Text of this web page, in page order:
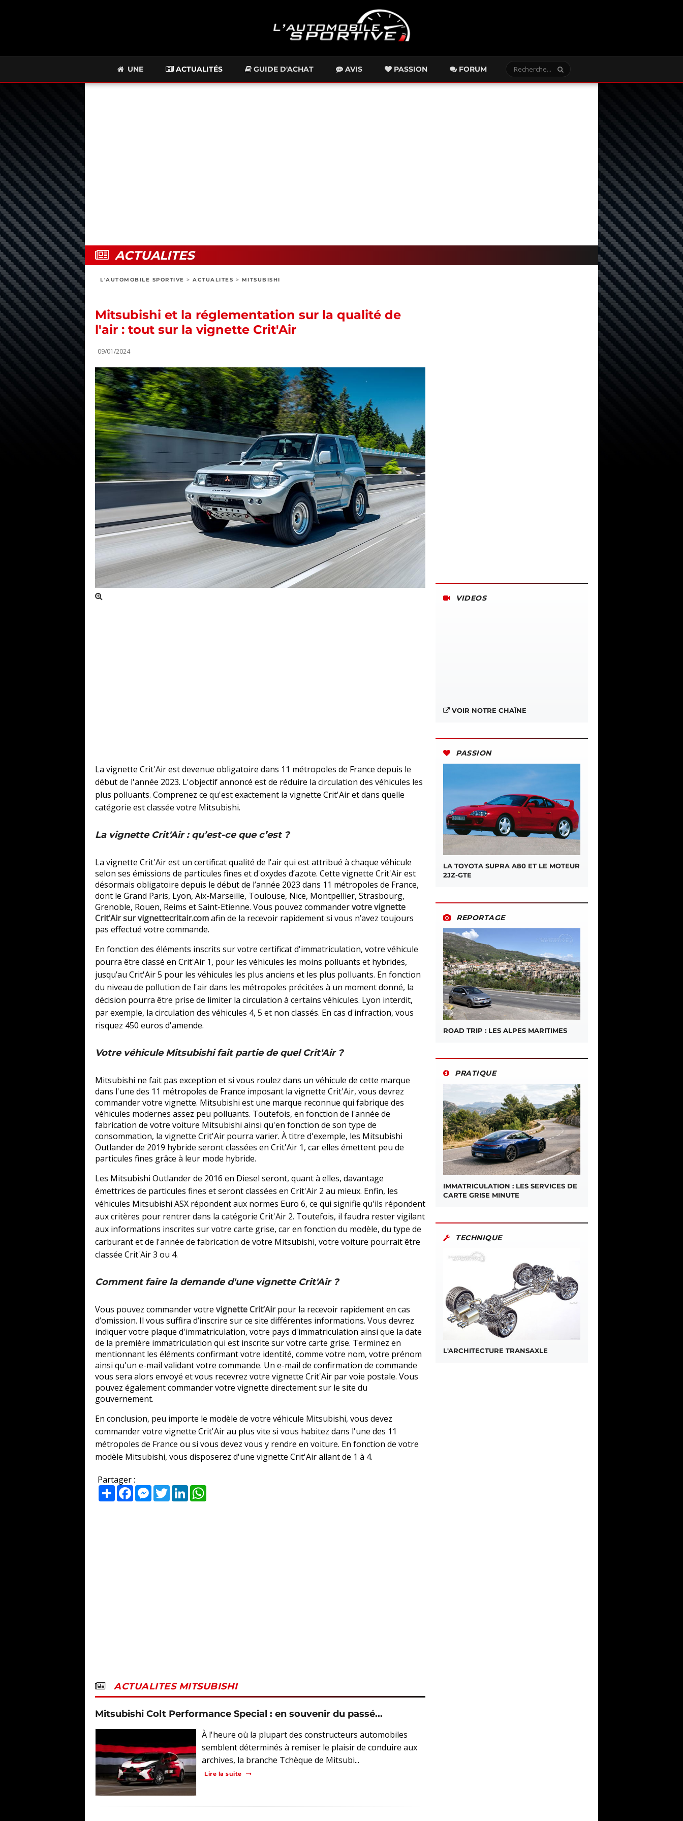
UNE ACTUALITÉS GUIDE D'ACHAT AVIS PASSION FORUM
ACTUALITES
L'AUTOMOBILE SPORTIVE > ACTUALITES > MITSUBISHI
Mitsubishi et la réglementation sur la qualité de
l'air : tout sur la vignette Crit'Air
09/01/2024
La vignette Crit'Air est devenue obligatoire dans 11 métropoles de France depuis le
début de l'année 2023. L'objectif annoncé est de réduire la circulation des véhicules les
plus polluants. Comprenez ce qu'est exactement la vignette Crit'Air et dans quelle
catégorie est classée votre Mitsubishi.
La vignette Crit'Air : qu’est-ce que c’est ?
La vignette Crit'Air est un certificat qualité de l'air qui est attribué à chaque véhicule
selon ses émissions de particules fines et d'oxydes d’azote. Cette vignette Crit'Air est
désormais obligatoire depuis le début de l’année 2023 dans 11 métropoles de France,
dont le Grand Paris, Lyon, Aix-Marseille, Toulouse, Nice, Montpellier, Strasbourg,
Grenoble, Rouen, Reims et Saint-Etienne. Vous pouvez commandervotre vignette
Crit’Air sur vignettecritair.comafin de la recevoir rapidement si vous n’avez toujours
pas effectué votre commande.
En fonction des éléments inscrits sur votre certificat d'immatriculation, votre véhicule
pourra être classé en Crit'Air 1, pour les véhicules les moins polluants et hybrides,
jusqu’au Crit'Air 5 pour les véhicules les plus anciens et les plus polluants. En fonction
du niveau de pollution de l'air dans les métropoles précitées à un moment donné, la
décision pourra être prise de limiter la circulation à certains véhicules. Lyon interdit,
par exemple, la circulation des véhicules 4, 5 et non classés. En cas d'infraction, vous
risquez 450 euros d'amende.
Votre véhicule Mitsubishi fait partie de quel Crit'Air ?
Mitsubishi ne fait pas exception et si vous roulez dans un véhicule de cette marque
dans l'une des 11 métropoles de France imposant la vignette Crit'Air, vous devrez
commander votre vignette. Mitsubishi est une marque reconnue qui fabrique des
véhicules modernes assez peu polluants. Toutefois, en fonction de l'année de
fabrication de votre voiture Mitsubishi ainsi qu'en fonction de son type de
consommation, la vignette Crit'Air pourra varier. À titre d'exemple, les Mitsubishi
Outlander de 2019 hybride seront classées en Crit'Air 1, car elles émettent peu de
particules fines grâce à leur mode hybride.
Les Mitsubishi Outlander de 2016 en Diesel seront, quant à elles, davantage
émettrices de particules fines et seront classées en Crit'Air 2 au mieux. Enfin, les
véhicules Mitsubishi ASX répondent aux normes Euro 6, ce qui signifie qu'ils répondent
aux critères pour rentrer dans la catégorie Crit'Air 2. Toutefois, il faudra rester vigilant
aux informations inscrites sur votre carte grise, car en fonction du modèle, du type de
carburant et de l'année de fabrication de votre Mitsubishi, votre voiture pourrait être
classée Crit'Air 3 ou 4.
Comment faire la demande d'une vignette Crit'Air ?
Vous pouvez commander votre vignette Crit’Airpour la recevoir rapidement en cas
d’omission. Il vous suffira d’inscrire sur ce site différentes informations. Vous devrez
indiquer votre plaque d'immatriculation, votre pays d'immatriculation ainsi que la date
de la première immatriculation qui est inscrite sur votre carte grise. Terminez en
mentionnant les éléments confirmant votre identité, comme votre nom, votre prénom
ainsi qu'un e-mail validant votre commande. Un e-mail de confirmation de commande
vous sera alors envoyé et vous recevrez votre vignette Crit'Air par voie postale. Vous
pouvez également commander votre vignette directement sur le site du
gouvernement.
En conclusion, peu importe le modèle de votre véhicule Mitsubishi, vous devez
commander votre vignette Crit'Air au plus vite si vous habitez dans l'une des 11
métropoles de France ou si vous devez vous y rendre en voiture. En fonction de votre
modèle Mitsubishi, vous disposerez d'une vignette Crit'Air allant de 1 à 4.
Partager :
PartagerFacebookMessenger
TwitterLinkedIn
ACTUALITES MITSUBISHI
Mitsubishi Colt Performance Special : en souvenir du passé...
À l'heure où la plupart des constructeurs automobiles
semblent déterminés à remiser le plaisir de conduire aux
archives, la branche Tchèque de Mitsubi...
Lire la suite
VIDEOS
VOIR NOTRE CHAÎNE
PASSION
LA TOYOTA SUPRA A80 ET LE MOTEUR
2JZ-GTE
REPORTAGE
ROAD TRIP : LES ALPES MARITIMES
PRATIQUE
IMMATRICULATION : LES SERVICES DE
CARTE GRISE MINUTE
TECHNIQUE
L'ARCHITECTURE TRANSAXLE